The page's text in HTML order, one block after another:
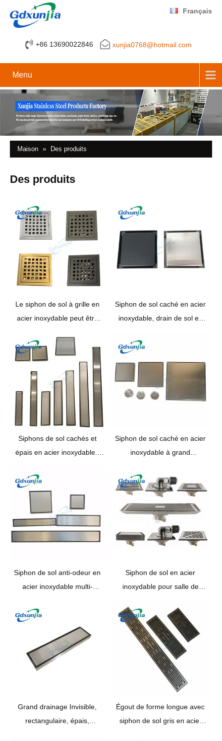
+86 13690022846 xunjia0768@hotmail.com
Français
Menu
Maison » Des produits
Des produits
Le siphon de sol à grille en
acier inoxydable peut être
couleurs.
Siphon de sol caché en acier
inoxydable, drain de sol en
différentes couleurs.
Siphons de sol cachés et
épais en acier inoxydable.,
personnalisées
Siphon de sol caché en acier
inoxydable à grand
invisible dans la salle de bain
Siphon de sol anti-odeur en
acier inoxydable multi-
Siphon de sol en acier
inoxydable pour salle de
spécifications de siphons de
sol simples et doubles anti-
odeurs.
Grand drainage Invisible,
rectangulaire, épais,
Égout de forme longue avec
siphon de sol gris en acier